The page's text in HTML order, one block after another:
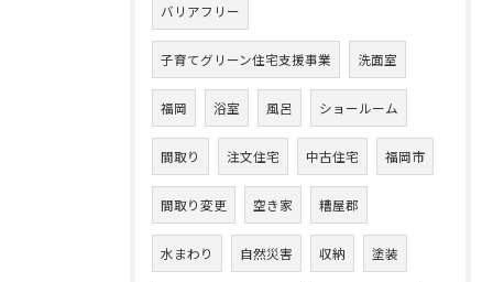
バリアフリー
子育てグリーン住宅支援事業 洗面室
福岡 浴室 風呂 ショールーム
間取り 注文住宅 中古住宅 福岡市
間取り変更 空き家 糟屋郡
水まわり 自然災害 収納 塗装